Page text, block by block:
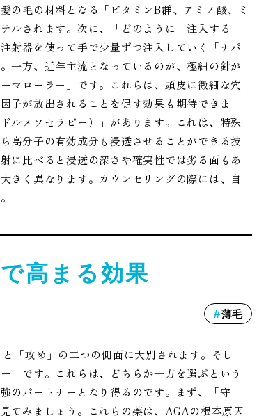
の毛の材料となる「ビタミンB群、アミノ酸、ミ
ルされます。次に、「どのように」注入する
射器を使って手で少量ずつ注入していく「ナパ
一方、近年主流となっているのが、極細の針が
マローラー」です。これらは、頭皮に微細な穴
子が放出されることを促す効果も期待できま
ルメソセラピー）」があります。これは、特殊
高分子の有効成分も浸透させることができる技
に比べると浸透の深さや確実性では劣る面もあ
きく異なります。カウンセリングの際には、自
高まる効果
薄毛
「攻め」の二つの側面に大別されます。そし
」です。これらは、どちらか一方を選ぶという
のパートナーとなり得るのです。まず、「守
てみましょう。これらの薬は、AGAの根本原因